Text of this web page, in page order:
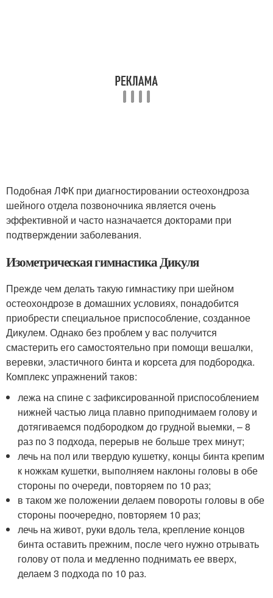
Подобная ЛФК при диагностировании остеохондроза
шейного отдела позвоночника является очень
эффективной и часто назначается докторами при
подтверждении заболевания.
Изометрическая гимнастика Дикуля
Прежде чем делать такую гимнастику при шейном
остеохондрозе в домашних условиях, понадобится
приобрести специальное приспособление, созданное
Дикулем. Однако без проблем у вас получится
смастерить его самостоятельно при помощи вешалки,
веревки, эластичного бинта и корсета для подбородка.
Комплекс упражнений таков:
лежа на спине с зафиксированной приспособлением
нижней частью лица плавно приподнимаем голову и
дотягиваемся подбородком до грудной выемки, – 8
раз по 3 подхода, перерыв не больше трех минут;
лечь на пол или твердую кушетку, концы бинта крепим
к ножкам кушетки, выполняем наклоны головы в обе
стороны по очереди, повторяем по 10 раз;
в таком же положении делаем повороты головы в обе
стороны поочередно, повторяем 10 раз;
лечь на живот, руки вдоль тела, крепление концов
бинта оставить прежним, после чего нужно отрывать
голову от пола и медленно поднимать ее вверх,
делаем 3 подхода по 10 раз.